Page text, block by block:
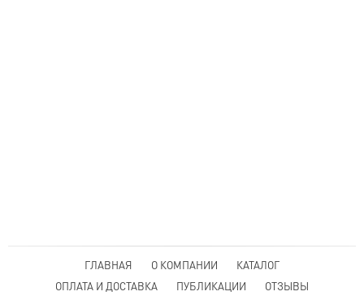
ГЛАВНАЯ О КОМПАНИИ
КАТАЛОГ
ОПЛАТА И ДОСТАВКА
ПУБЛИКАЦИИ
ОТЗЫВЫ